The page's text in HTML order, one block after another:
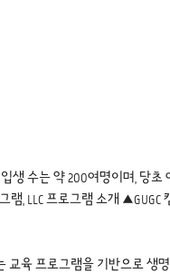
생 수는 약 200여명이며, 당초
, LLC 프로그램 소개 ▲GUGC
교육 프로그램을 기반으로 생